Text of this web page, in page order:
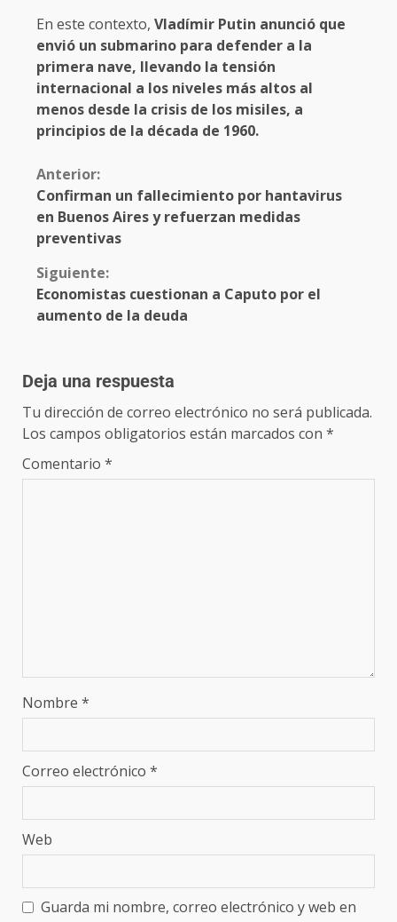
En este contexto, Vladímir Putin anunció que
envió un submarino para defender a la
primera nave, llevando la tensión
internacional a los niveles más altos al
menos desde la crisis de los misiles, a
principios de la década de 1960.
Anterior:
Confirman un fallecimiento por hantavirus
en Buenos Aires y refuerzan medidas
preventivas
Siguiente:
Economistas cuestionan a Caputo por el
aumento de la deuda
Deja una respuesta
Tu dirección de correo electrónico no será publicada.
Los campos obligatorios están marcados con *
Comentario *
Nombre *
Correo electrónico *
Web
Guarda mi nombre, correo electrónico y web en